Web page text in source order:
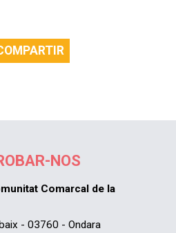
NOS
Comarcal de la
- 03760 - Ondara